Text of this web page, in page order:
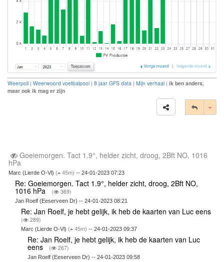
Weerpoll | Weerwoord voetbalpool | 8 jaar GFS data | Mijn verhaal | ik ben anders,
maar ook ik mag er zijn
Goeiemorgen. Tact 1.9°, helder zicht, droog, 2Bft NO, 1016
hPa
Marc (Lierde O-Vl) ( 45m) -- 24-01-2023 07:23
Re: Goeiemorgen. Tact 1.9°, helder zicht, droog, 2Bft NO,
1016 hPa ( 369)
Jan Roelf (Eeserveen Dr) -- 24-01-2023 08:21
Re: Jan Roelf, je hebt gelijk, ik heb de kaarten van Luc eens
( 289)
Marc (Lierde O-Vl)( 45m) -- 24-01-2023 09:37
Re: Jan Roelf, je hebt gelijk, ik heb de kaarten van Luc
eens ( 267)
Jan Roelf (Eeserveen Dr) -- 24-01-2023 09:58